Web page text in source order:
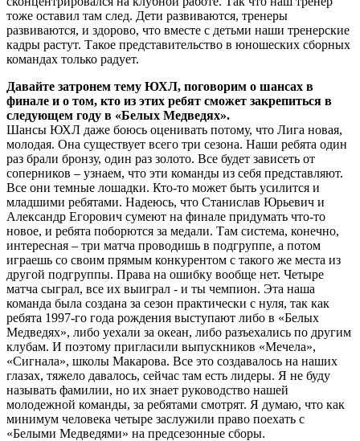
тоже оставил там след. Дети развиваются, тренеры
развиваются, и здорово, что вместе с детьми наши тренерские
кадры растут. Такое представительство в юношеских сборных
командах только радует.
Давайте затронем тему ЮХЛ, поговорим о шансах в
финале и о том, кто из этих ребят сможет закрепиться в
следующем году в «Белых Медведях».
Шансы ЮХЛ даже боюсь оценивать потому, что Лига новая,
молодая. Она существует всего три сезона. Наши ребята один
раз брали бронзу, один раз золото. Все будет зависеть от
соперников – узнаем, что эти команды из себя представляют.
Все они темные лошадки. Кто-то может быть усилится и
младшими ребятами. Надеюсь, что Станислав Юрьевич и
Александр Егорович сумеют на финале придумать что-то
новое, и ребята поборются за медали. Там система, конечно,
интересная – три матча проводишь в подгруппе, а потом
играешь со своим прямым конкурентом с такого же места из
другой подгруппы. Права на ошибку вообще нет. Четыре
матча сыграл, все их выиграл - и ты чемпион. Эта наша
команда была создана за сезон практически с нуля, так как
ребята 1997-го года рождения выступают либо в «Белых
Медведях», либо уехали за океан, либо разъехались по другим
клубам. И поэтому пригласили выпускников «Мечела»,
«Сигнала», школы Макарова. Все это создавалось на наших
глазах, тяжело давалось, сейчас там есть лидеры. Я не буду
называть фамилии, но их знает руководство нашей
молодежной команды, за ребятами смотрят. Я думаю, что как
минимум человека четыре заслужили право поехать с
«Белыми Медведями» на предсезонные сборы.